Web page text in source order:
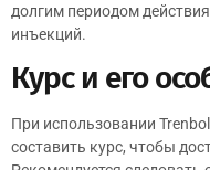
долгим периодом
инъекций.
Курс и его
При использовании
составить курс, чтобы